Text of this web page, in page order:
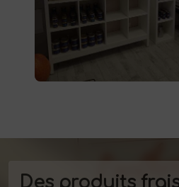
d'autres produits
Profitez de la
produits
à la ferme ou de notre
livraison.
Des produits